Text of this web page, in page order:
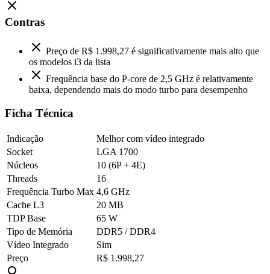
Contras
Preço de R$ 1.998,27 é significativamente mais alto que
os modelos i3 da lista
Frequência base do P-core de 2,5 GHz é relativamente
baixa, dependendo mais do modo turbo para desempenho
Ficha Técnica
Indicação
Melhor com vídeo integrado
Socket
LGA 1700
Núcleos
10 (6P + 4E)
Threads
16
Frequência Turbo Max 4,6 GHz
Cache L3
20 MB
TDP Base
65 W
Tipo de Memória
DDR5 / DDR4
Vídeo Integrado
Sim
Preço
R$ 1.998,27